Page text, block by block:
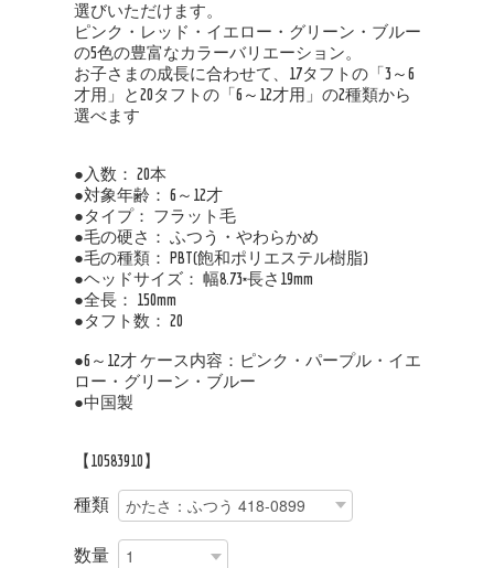
選びいただけます。
ピンク・レッド・イエロー・グリーン・ブルー
の5色の豊富なカラーバリエーション。
お子さまの成長に合わせて、17タフトの「3～6
才用」と20タフトの「6～12才用」の2種類から
選べます
●入数： 20本
●対象年齢： 6～12才
●タイプ： フラット毛
●毛の硬さ： ふつう・やわらかめ
●毛の種類： PBT(飽和ポリエステル樹脂)
●ヘッドサイズ： 幅8.73×長さ19mm
●全長： 150mm
●タフト数： 20
●6～12才 ケース内容：ピンク・パープル・イエ
ロー・グリーン・ブルー
●中国製
【10583910】
種類
数量